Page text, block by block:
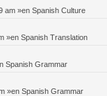
am »en Spanish Culture
»en Spanish Translation
Spanish Grammar
»en Spanish Grammar